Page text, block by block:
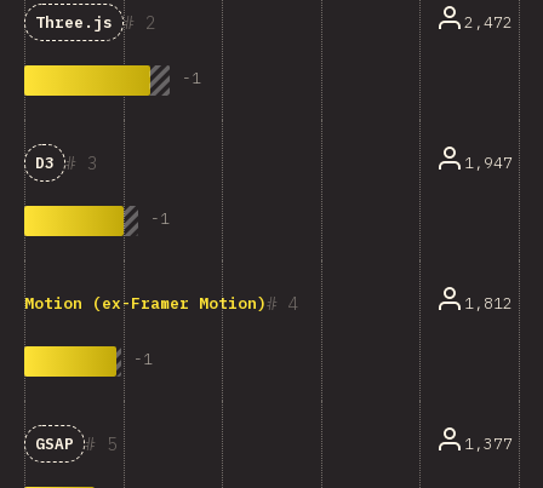
2
Three.js
-1
2,472
3
D3
-1
1,947
4
Motion (ex-Framer Motion)
-1
1,812
5
GSAP 1,377